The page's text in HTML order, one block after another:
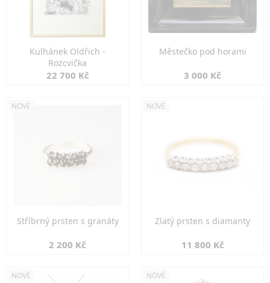
Kulhánek Oldřich -
Rozcvička
22 700 Kč
Městečko pod horami
3 000 Kč
NOVÉ
Stříbrný prsten s granáty
2 200 Kč
NOVÉ
Zlatý prsten s diamanty
11 800 Kč
NOVÉ NOVÉ